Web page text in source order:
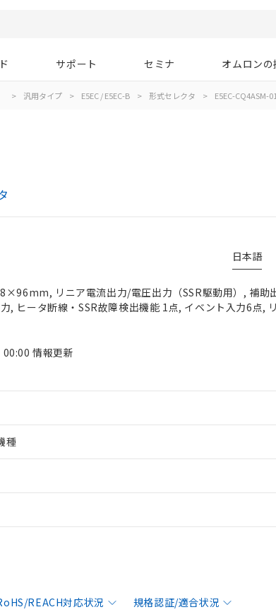
サポート セミナ オムロン
> 汎用タイプ > E5EC / E5EC-B > 形式セレクタ > E5EC-CQ4ASM-
日本語
リニア電流出力/電圧出力（SSR駆動用）, 補助
, ヒータ断線・SSR故障検出機能 1点, イベント入力6点,
情報更新
種
REACH対応状況 規格認証/適合状況